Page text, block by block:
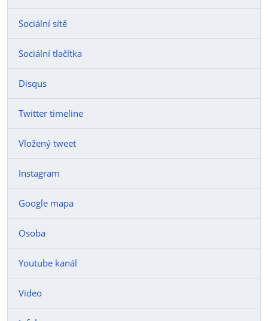
Sociální sítě
Sociální tlačítka
Disqus
Twitter timeline
Vložený tweet
Instagram
Google mapa
Osoba
Youtube kanál
Video